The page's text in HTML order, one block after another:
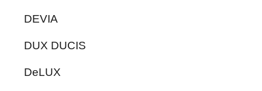
DEVIA
DUX DUCIS
DeLUX